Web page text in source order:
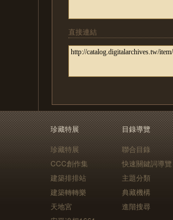
直接連結
珍藏特展
珍藏特展
CCC創作集
建築排排站
建築轉轉樂
天地宮
目錄導覽
聯合目錄
快速關鍵詞導覽
主題分類
典藏機構
進階搜尋